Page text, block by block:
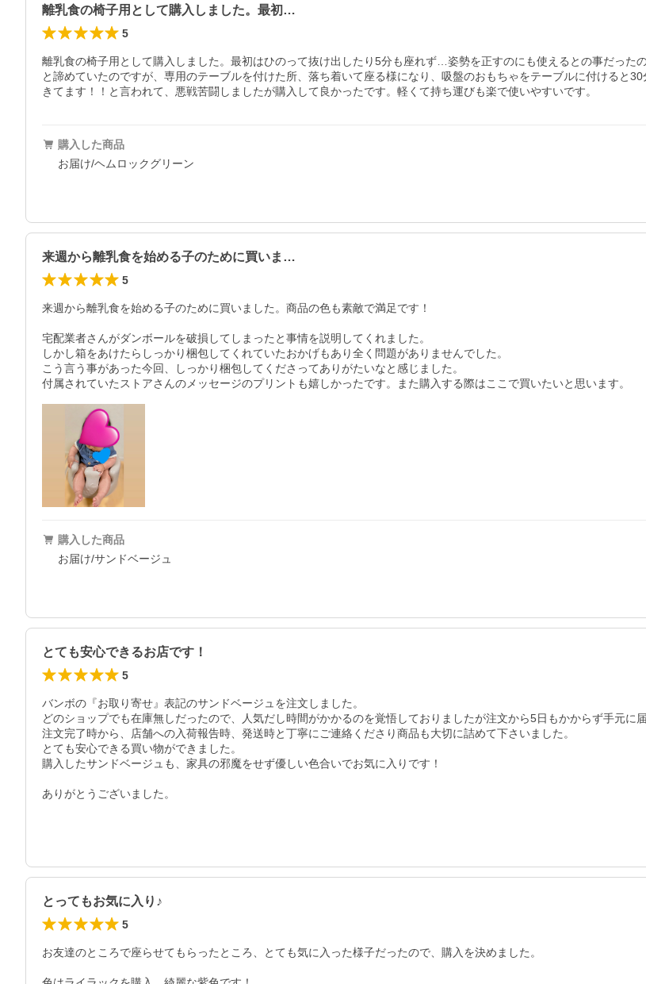
離乳食の椅子用として購入しました。最初…
5
離乳食の椅子用として購入しました。最初はひのって抜け出したり5分も座れず…姿勢を正すのにも使えるとの事だった
と諦めていたのですが、専用のテーブルを付けた所、落ち着いて座る様になり、吸盤のおもちゃをテーブルに付けると
きてます！！と言われて、悪戦苦闘しましたが購入して良かったです。軽くて持ち運びも楽で使いやすいです。
購入した商品
お届け/ヘムロックグリーン
来週から離乳食を始める子のために買いま…
5
来週から離乳食を始める子のために買いました。商品の色も素敵で満足です！
宅配業者さんがダンボールを破損してしまったと事情を説明してくれました。
しかし箱をあけたらしっかり梱包してくれていたおかげもあり全く問題がありませんでした。
こう言う事があった今回、しっかり梱包してくださってありがたいなと感じました。
付属されていたストアさんのメッセージのプリントも嬉しかったです。また購入する際はここで買いたいと思います。
購入した商品
お届け/サンドベージュ
とても安心できるお店です！
5
バンボの『お取り寄せ』表記のサンドベージュを注文しました。
どのショップでも在庫無しだったので、人気だし時間がかかるのを覚悟しておりましたが注文から5日もかからず手元に届
注文完了時から、店舗への入荷報告時、発送時と丁寧にご連絡くださり商品も大切に詰めて下さいました。
とても安心できる買い物ができました。
購入したサンドベージュも、家具の邪魔をせず優しい色合いでお気に入りです！
ありがとうございました。
とってもお気に入り♪
5
お友達のところで座らせてもらったところ、とても気に入った様子だったので、購入を決めました。